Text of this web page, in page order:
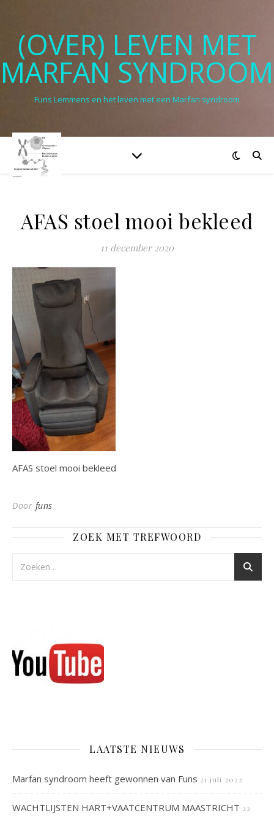
(OVER) LEVEN MET
MARFAN SYNDROOM
Funs Lemmens en het leven met een Marfan syndroom
AFAS stoel mooi bekleed
11 december 2020
AFAS stoel mooi bekleed
Door funs
ZOEK MET TREFWOORD
LAATSTE NIEUWS
Marfan syndroom heeft gewonnen van Funs 21 juli 2022
WACHTLIJSTEN HART+VAATCENTRUM MAASTRICHT 22